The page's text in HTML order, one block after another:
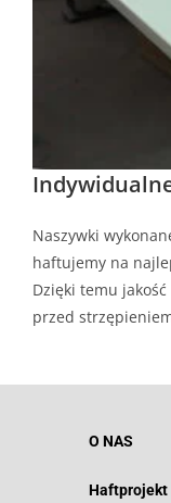
Naszywki
haftujemy na
Dzięki temu
przed
O NAS
Haftprojekt